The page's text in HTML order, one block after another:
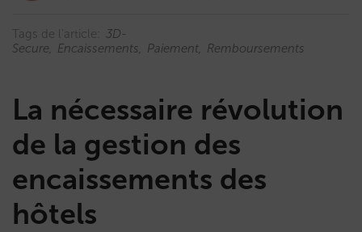
Tags de l'article:
3D-
Secure
Encaissements Paiement Remboursements
La nécessaire révolution
de la gestion des
encaissements des
hôtels